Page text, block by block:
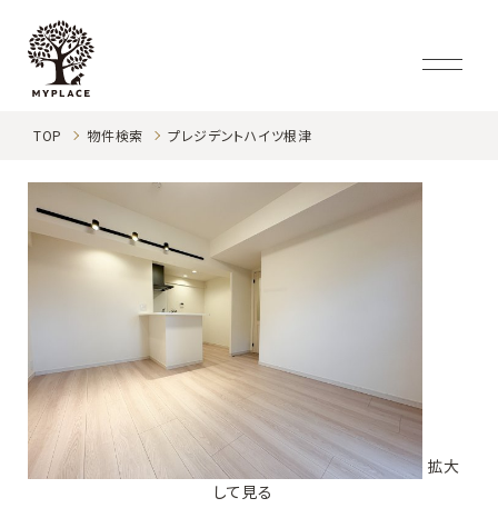
TOP 物件検索 プレジデントハイツ根津
拡大
して見る